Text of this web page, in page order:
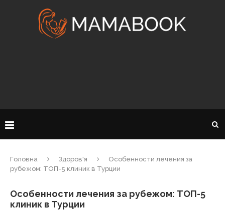
Головна Здоров'я
Особенности лечения за
рубежом: ТОП-5 клиник в Турции
Особенности лечения за рубежом: ТОП-5
клиник в Турции